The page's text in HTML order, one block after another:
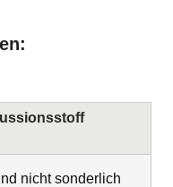
nicht sonderlich